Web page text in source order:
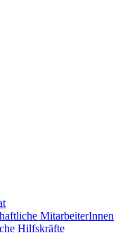
MitarbeiterInnen
Hilfskräfte